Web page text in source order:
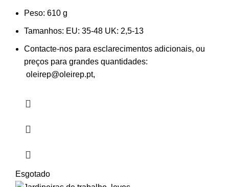
Peso: 610 g
Tamanhos: EU: 35-48 UK: 2,5-13
Contacte-nos para esclarecimentos adicionais, ou
preços para grandes quantidades:
oleirep@oleirep.pt,
Esgotado